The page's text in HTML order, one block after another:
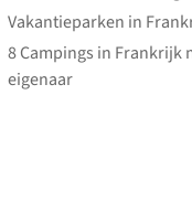
Vakantieparken in
8 Campings in Frankrijk
eigenaar